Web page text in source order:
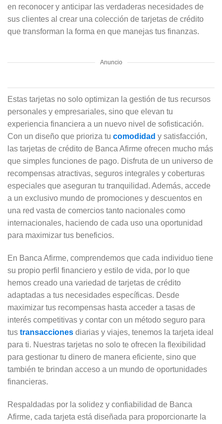
en reconocer y anticipar las verdaderas necesidades de
sus clientes al crear una colección de tarjetas de crédito
que transforman la forma en que manejas tus finanzas.
Anuncio
Estas tarjetas no solo optimizan la gestión de tus recursos
personales y empresariales, sino que elevan tu
experiencia financiera a un nuevo nivel de sofisticación.
Con un diseño que prioriza tu comodidad y satisfacción,
las tarjetas de crédito de Banca Afirme ofrecen mucho más
que simples funciones de pago. Disfruta de un universo de
recompensas atractivas, seguros integrales y coberturas
especiales que aseguran tu tranquilidad. Además, accede
a un exclusivo mundo de promociones y descuentos en
una red vasta de comercios tanto nacionales como
internacionales, haciendo de cada uso una oportunidad
para maximizar tus beneficios.
En Banca Afirme, comprendemos que cada individuo tiene
su propio perfil financiero y estilo de vida, por lo que
hemos creado una variedad de tarjetas de crédito
adaptadas a tus necesidades específicas. Desde
maximizar tus recompensas hasta acceder a tasas de
interés competitivas y contar con un método seguro para
tus transacciones diarias y viajes, tenemos la tarjeta ideal
para ti. Nuestras tarjetas no solo te ofrecen la flexibilidad
para gestionar tu dinero de manera eficiente, sino que
también te brindan acceso a un mundo de oportunidades
financieras.
Respaldadas por la solidez y confiabilidad de Banca
Afirme, cada tarjeta está diseñada para proporcionarte la